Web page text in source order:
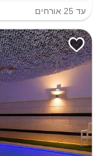
עד 25 אורחים